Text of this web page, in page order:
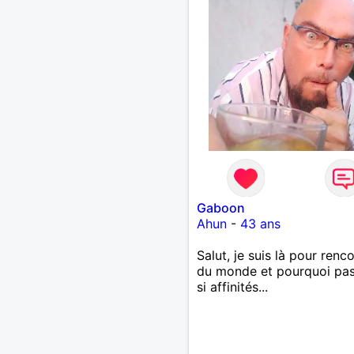
Gaboon
Ahun- 43 ans
Salut, je suis là pour
du monde et pourquoi
si affinités...